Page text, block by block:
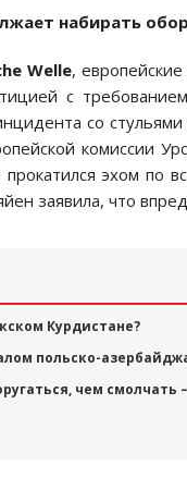
набирать
Welle,
с требованием
со
комиссии
эхом по
заявила, что
Курдистане?
польско-
чем смолчать –